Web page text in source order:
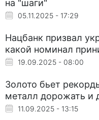
на "шаги"
05.11.2025 - 17:29
Нацбанк призвал
какой номинал
19.09.2025 - 08:00
Золото бьет
металл дорожать и
11.09.2025 - 13:15